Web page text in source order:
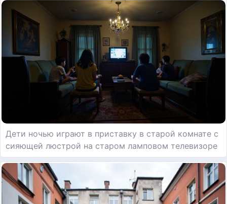
Дети ночью играют в приставку в старой комнате с
сияющей люстрой на старом ламповом телевизоре